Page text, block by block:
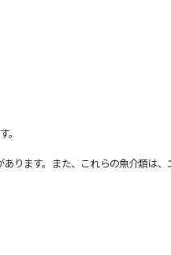
ます。また、これらの魚介類は、